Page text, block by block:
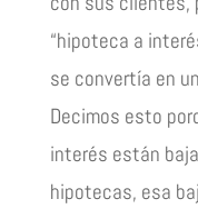
“hipoteca a
se convertía en
Decimos esto
interés están
hipotecas, esa